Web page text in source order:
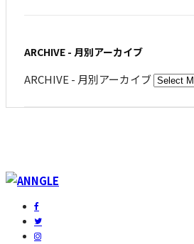
ARCHIVE - 月別アーカイブ
ARCHIVE - 月別アーカイブ